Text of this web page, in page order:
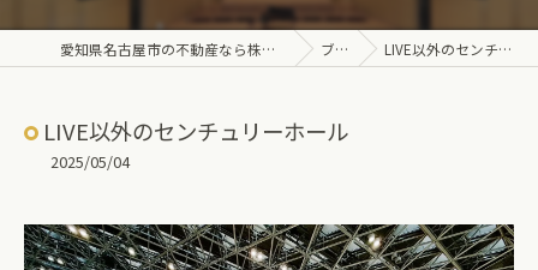
愛知県名古屋市の不動産なら株式会社有明ハウジング ブログ LIVE以外のセンチュリーホール
LIVE以外のセンチュリーホール
2025/05/04